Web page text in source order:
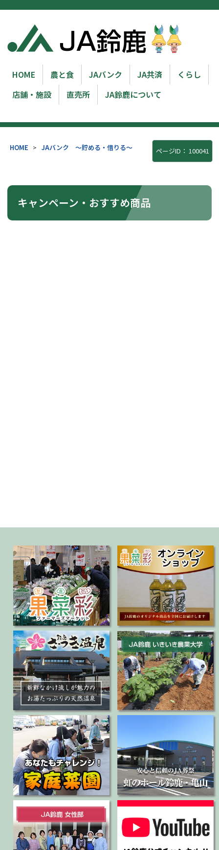
HOME 農と食 JAバンク JA共済
くらし
店舗・施設
直売所 JA鈴鹿について
HOME > JAバンク ～貯める・借りる～ ページID： 100041
キャンペーン・おすすめ商品